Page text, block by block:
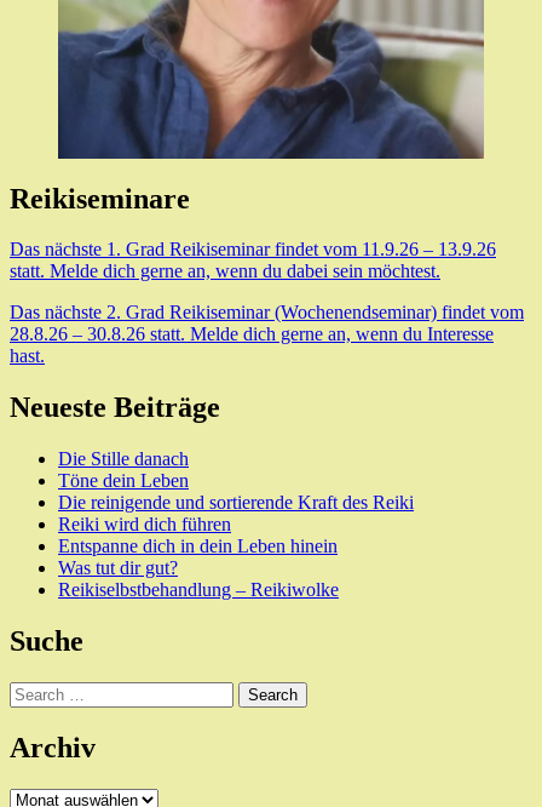
Reikiseminare
Das nächste 1. Grad Reikiseminar findet vom 11.9.26 – 13.9.26
statt. Melde dich gerne an, wenn du dabei sein möchtest.
Das nächste 2. Grad Reikiseminar (Wochenendseminar) findet vom
28.8.26 – 30.8.26 statt. Melde dich gerne an, wenn du Interesse
hast.
Neueste Beiträge
Die Stille danach
Töne dein Leben
Die reinigende und sortierende Kraft des Reiki
Reiki wird dich führen
Entspanne dich in dein Leben hinein
Was tut dir gut?
Reikiselbstbehandlung – Reikiwolke
Suche
Search
Archiv
Archiv